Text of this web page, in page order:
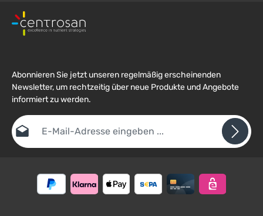
Abonnieren Sie jetzt unseren regelmäßig erscheinenden
Newsletter, um rechtzeitig über neue Produkte und Angebote
informiert zu werden.
E-Mail-Adresse*
Ich habe die Datenschutzbestimmungen zur Kenntnis
genommen und dieAGBgelesen und bin mit ihnen
Um weiterzugehen, geben Sie die oben abgebildeten Zeichen ein
Pflichtfelder.